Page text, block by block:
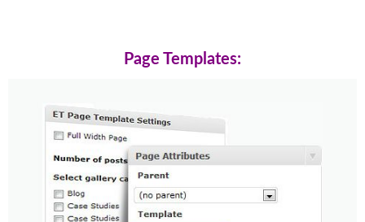
Page Templates: